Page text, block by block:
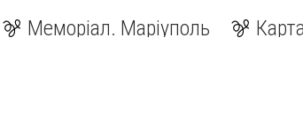
Меморіал. Маріуполь